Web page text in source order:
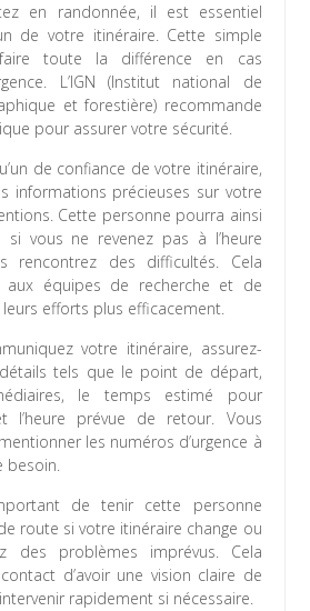
en randonnée, il est essentiel
de votre itinéraire. Cette simple
toute la différence en cas
L’IGN (Institut national de
et forestière) recommande
pour assurer votre sécurité.
de confiance de votre itinéraire,
informations précieuses sur votre
Cette personne pourra ainsi
si vous ne revenez pas à l’heure
rencontrez des difficultés. Cela
aux équipes de recherche et de
efforts plus efficacement.
votre itinéraire, assurez-
détails tels que le point de départ,
le temps estimé pour
l’heure prévue de retour. Vous
les numéros d’urgence à
besoin.
de tenir cette personne
route si votre itinéraire change ou
des problèmes imprévus. Cela
d’avoir une vision claire de
rapidement si nécessaire.